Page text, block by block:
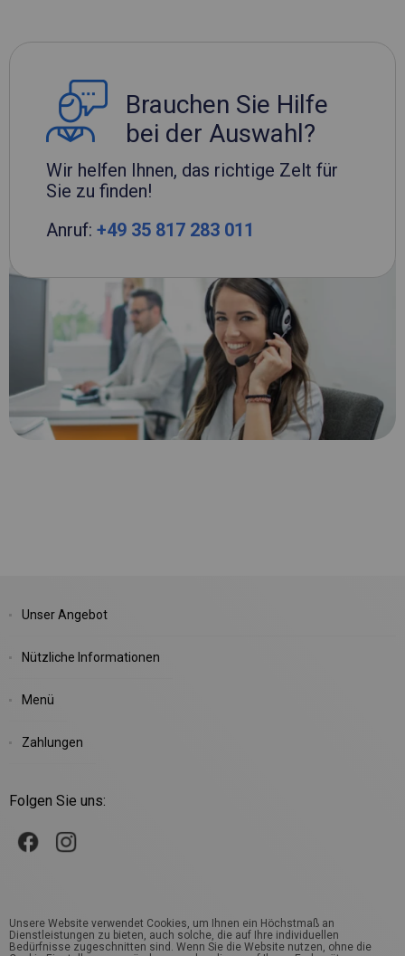
Brauchen Sie Hilfe
bei der Auswahl?
Wir helfen Ihnen, das richtige Zelt für
Sie zu finden!
Anruf: +49 35 817 283 011
Unser Angebot
Nützliche Informationen
Menü
Zahlungen
Folgen Sie uns:
Unsere Website verwendet Cookies, um Ihnen ein Höchstmaß an
Dienstleistungen zu bieten, auch solche, die auf Ihre individuellen
Bedürfnisse zugeschnitten sind. Wenn Sie die Website nutzen, ohne die